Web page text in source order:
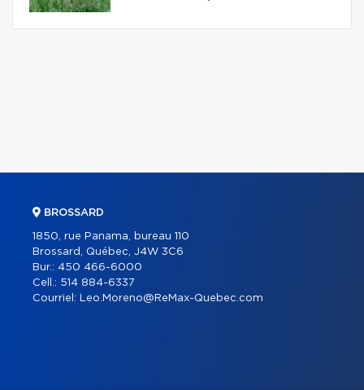
BROSSARD
1850, rue Panama, bureau 110
Brossard, Québec, J4W 3C6
Bur.: 450 466-6000
Cell.: 514 884-6337
Courriel: Leo.Moreno@ReMax-Quebec.com